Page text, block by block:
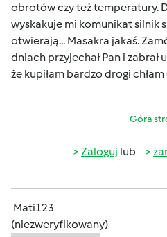
obrotów czy też temperatury.
wyskakuje mi komunikat silnik
otwierają... Masakra jakaś.
dniach przyjechał Pan i zabrał
że kupiłam bardzo drogi chłam
Góra
Zaloguj lub
Mati123
(niezweryfikowany)